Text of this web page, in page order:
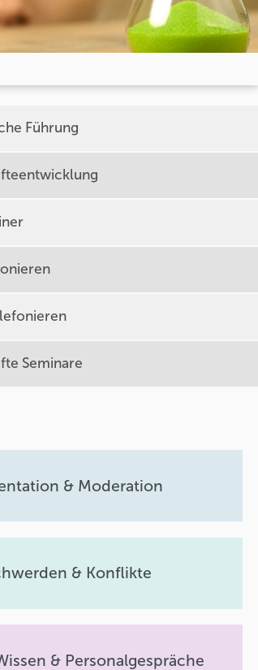
Führung
Seminare
& Moderation
& Konflikte
& Personalgespräche